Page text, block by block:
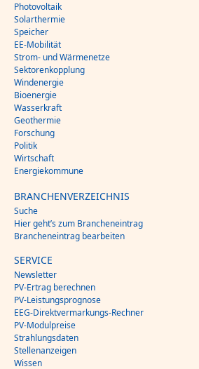
Photovoltaik
Solarthermie
Speicher
EE-Mobilität
Strom- und Wärmenetze
Sektorenkopplung
Windenergie
Bioenergie
Wasserkraft
Geothermie
Forschung
Politik
Wirtschaft
Energiekommune
BRANCHENVERZEICHNIS
Suche
Hier geht’s zum Brancheneintrag
Brancheneintrag bearbeiten
SERVICE
Newsletter
PV-Ertrag berechnen
PV-Leistungsprognose
EEG-Direktvermarkungs-Rechner
PV-Modulpreise
Strahlungsdaten
Stellenanzeigen
Wissen